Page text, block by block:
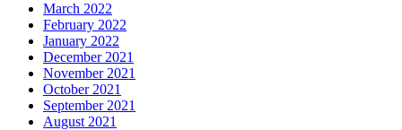
March 2022
February 2022
January 2022
December 2021
November 2021
October 2021
September 2021
August 2021